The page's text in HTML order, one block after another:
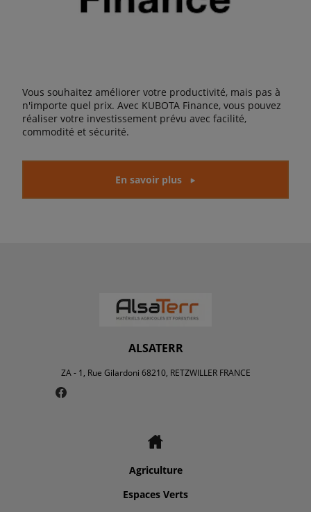
Vous souhaitez améliorer votre productivité, mais pas à
n'importe quel prix. Avec KUBOTA Finance, vous pouvez
réaliser votre investissement prévu avec facilité,
commodité et sécurité.
En savoir plus
ALSATERR
ZA - 1, Rue Gilardoni 68210, RETZWILLER FRANCE
Agriculture
Espaces Verts